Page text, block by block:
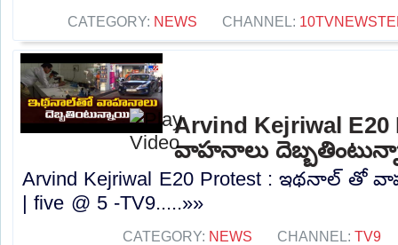
CATEGORY: NEWS CHANNEL:
Arvind Kejriwal
వాహనాలు
Arvind Kejriwal E20 Protest : ఇథనాల్
| five @ 5 -TV9.....»»
CATEGORY: NEWS CHANNEL: TV9